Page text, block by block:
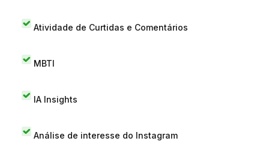
Atividade de Curtidas e Comentários
MBTI
IA Insights
Análise de interesse do Instagram